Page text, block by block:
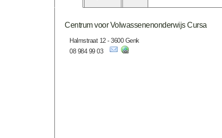
Centrum voor Volwassenenonderwijs Cursa
Halmstraat 12 - 3600 Genk
08 984 99 03